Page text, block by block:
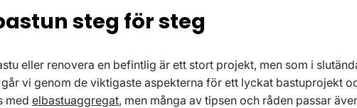
steg för steg
eller renovera en befintlig är ett stort projekt, men som i
vi genom de viktigaste aspekterna för ett lyckat bastuprojekt
med elbastuaggregat, men många av tipsen och råden passar